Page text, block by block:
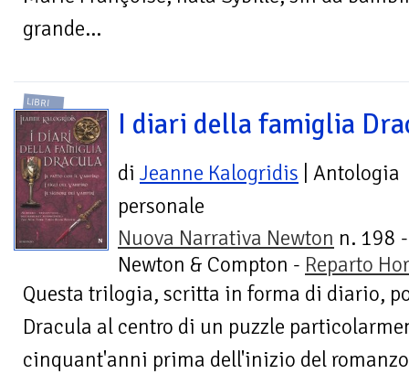
grande...
LIBRI
I diari della famiglia
di Jeanne Kalogridis | Antologia
personale
Nuova Narrativa Newton n. 198 -
Newton & Compton - Reparto
Questa trilogia, scritta in forma di diario,
Dracula al centro di un puzzle
cinquant'anni prima dell'inizio del